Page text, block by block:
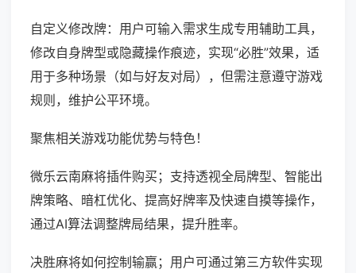
自定义修改牌：用户可输入需求生成专用辅助工具，
修改自身牌型或隐藏操作痕迹，实现“必胜”效果，适
用于多种场景（如与好友对局），但需注意遵守游戏
规则，维护公平环境。
聚焦相关游戏功能优势与特色！
微乐云南麻将插件购买；支持透视全局牌型、智能出
牌策略、暗杠优化、提高好牌率及快速自摸等操作，
通过AI算法调整牌局结果，提升胜率。
决胜麻将如何控制输赢；用户可通过第三方软件实现